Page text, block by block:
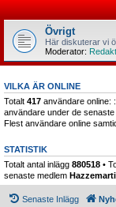
Övrigt
Här diskuterar vi
Moderator:
VILKA ÄR ONLINE
Totalt 417 användare online:
användare under de senaste
Flest användare online
STATISTIK
Totalt antal inlägg 880518 •
senaste medlem
Senaste Inlägg